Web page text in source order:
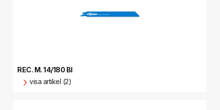
REC. M. 14/180 BI
visa artikel (2)